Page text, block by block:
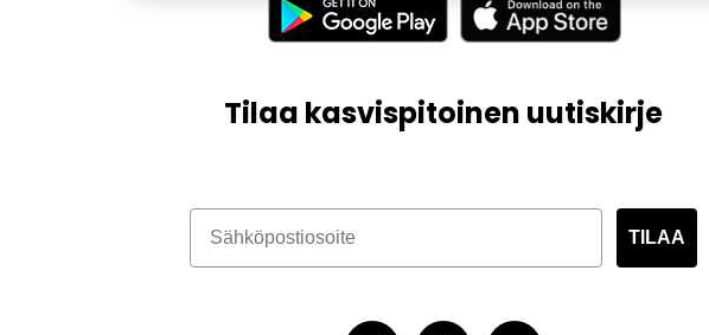
Tilaa kasvispitoinen uutiskirje
TILAA